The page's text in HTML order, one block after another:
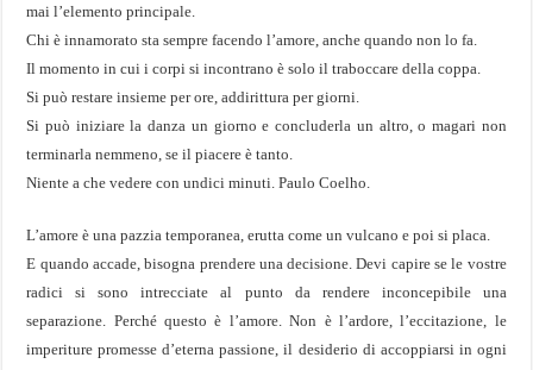
mai l’elemento principale.
Chi è innamorato sta sempre facendo l’amore, anche quando non lo fa.
Il momento in cui i corpi si incontrano è solo il traboccare della coppa.
Si può restare insieme per ore, addirittura per giorni.
Si può iniziare la danza un giorno e concluderla un altro, o magari non
terminarla nemmeno, se il piacere è tanto.
Niente a che vedere con undici minuti. Paulo Coelho.
L’amore è una pazzia temporanea, erutta come un vulcano e poi si placa.
E quando accade, bisogna prendere una decisione. Devi capire se le vostre
radici si sono intrecciate al punto da rendere inconcepibile una
separazione. Perché questo è l’amore. Non è l’ardore, l’eccitazione, le
imperiture promesse d’eterna passione, il desiderio di accoppiarsi in ogni